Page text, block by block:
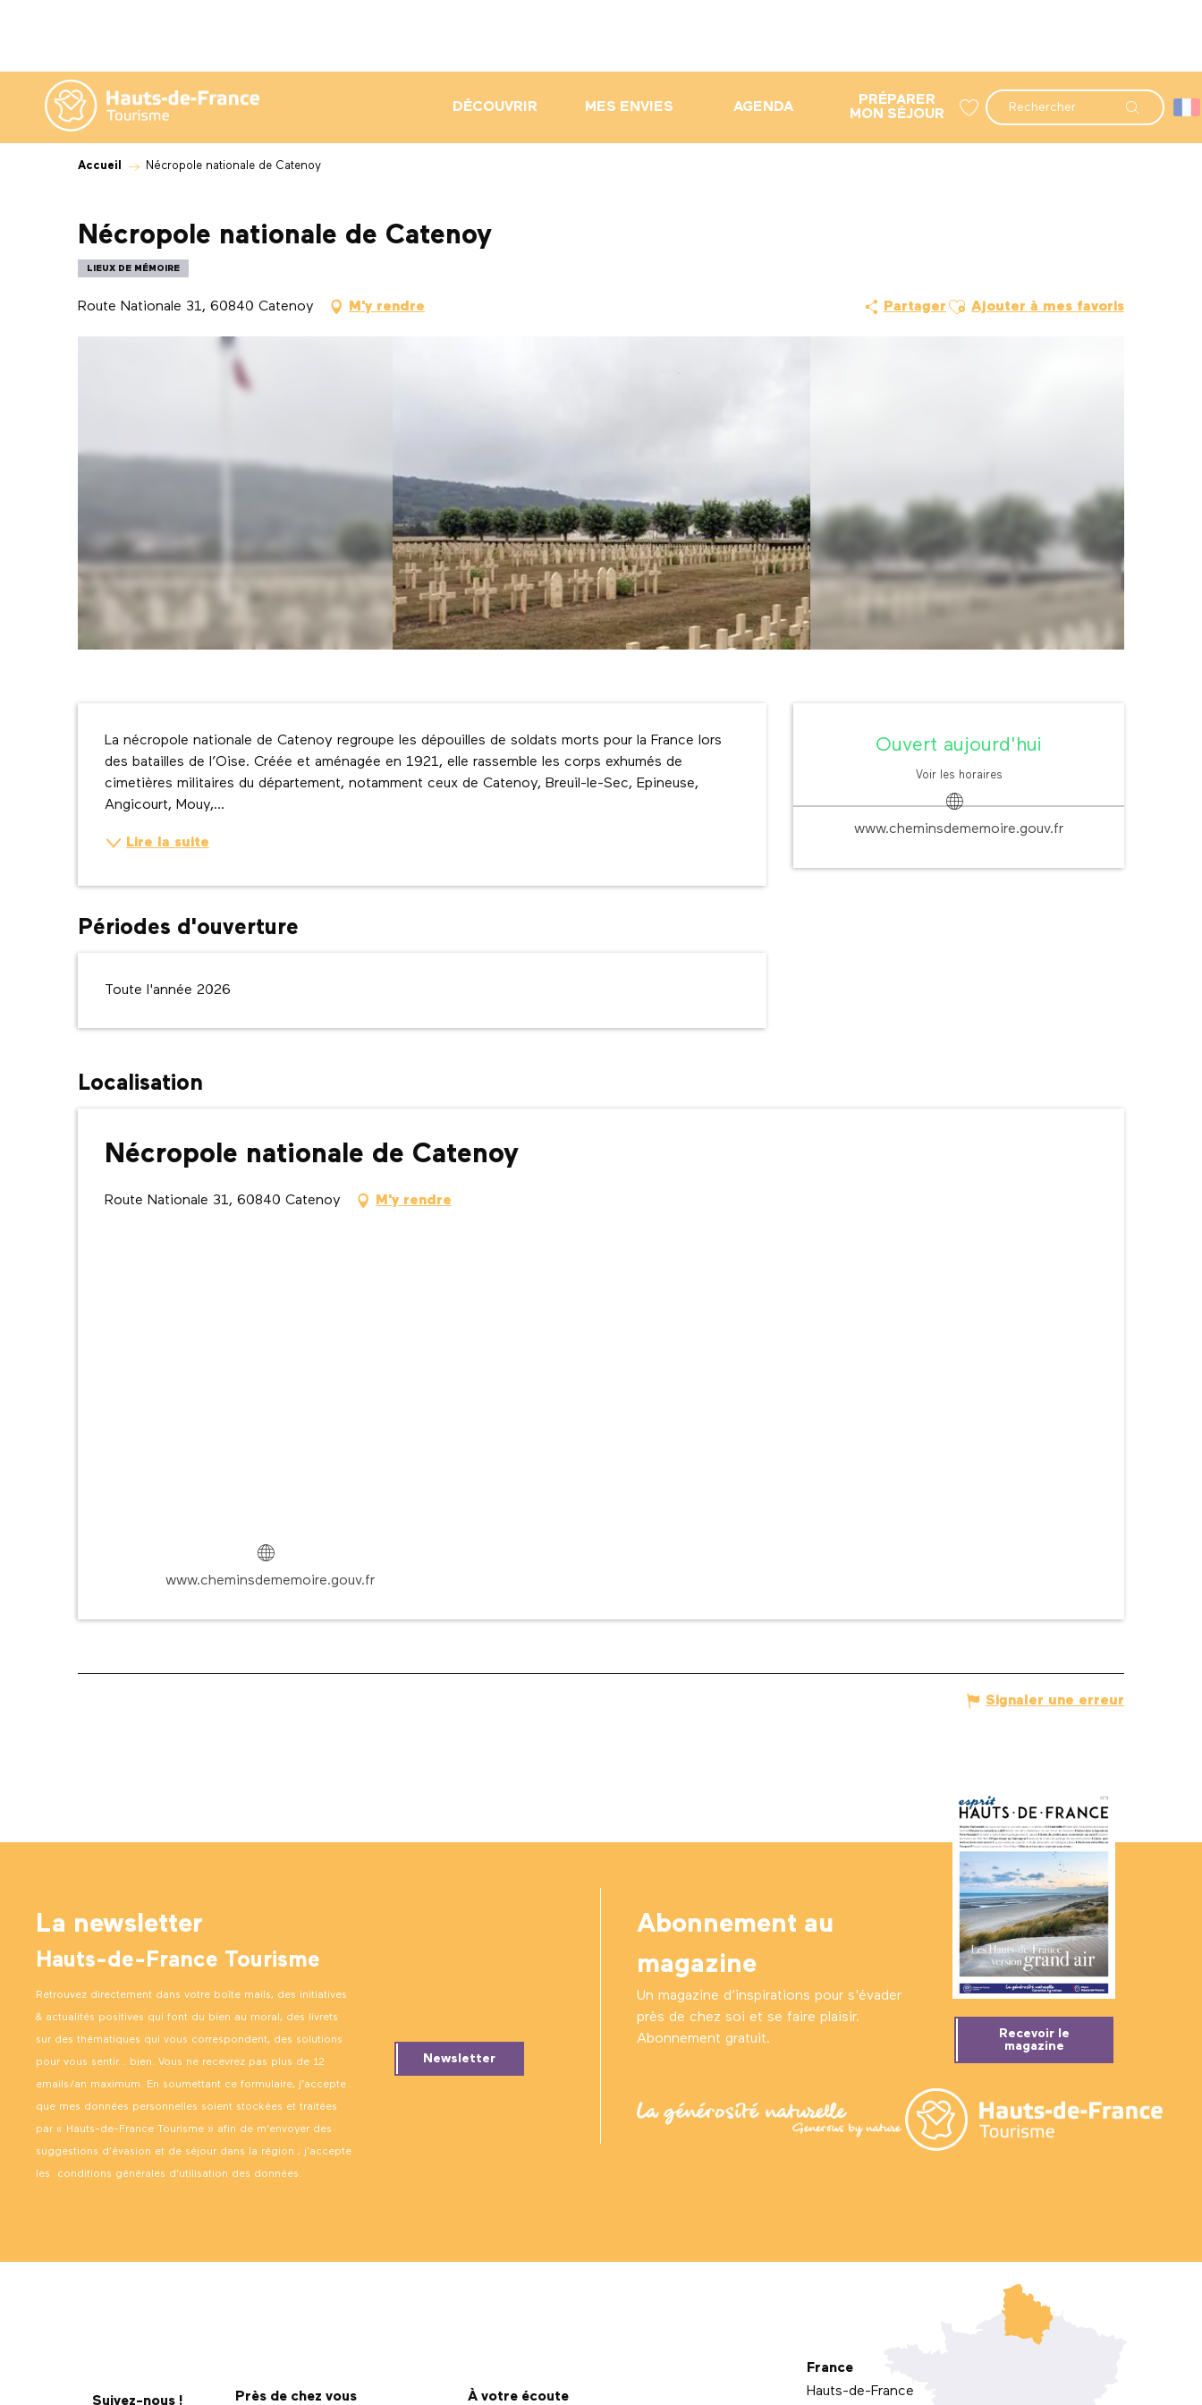
contenu
principal
Recherche
DÉCOUVRIR MES ENVIES AGENDA
PRÉPARER
MON SÉJOUR
Accueil Nécropole nationale de Catenoy
Nécropole nationale de Catenoy
LIEUX DE MÉMOIRE
Route Nationale 31, 60840 Catenoy M'y rendre Partager Ajouter aux favoris
Ajouter à mes favoris
Ouverture et
Ouvert aujourd'hui
Voir les horaires
www.cheminsdememoire.gouv.fr
Description
La nécropole nationale de Catenoy regroupe les dépouilles de soldats morts pour la France lors
des batailles de l’Oise. Créée et aménagée en 1921, elle rassemble les corps exhumés de
cimetières militaires du département, notamment ceux de Catenoy, Breuil-le-Sec, Epineuse,
Angicourt, Mouy,...
Lire la suite
Périodes d'ouverture
Toute l'année 2026
Localisation
Nécropole nationale de Catenoy
Route Nationale 31, 60840 Catenoy M'y rendre
www.cheminsdememoire.gouv.fr
Signaler une erreur
La newsletter
Hauts-de-France Tourisme
Retrouvez directement dans votre boîte mails, des initiatives
& actualités positives qui font du bien au moral, des livrets
sur des thématiques qui vous correspondent, des solutions
pour vous sentir… bien. Vous ne recevrez pas plus de 12
emails/an maximum. En soumettant ce formulaire, j’accepte
que mes données personnelles soient stockées et traitées
par « Hauts-de-France Tourisme » afin de m’envoyer des
suggestions d’évasion et de séjour dans la région ; j’accepte
les conditions générales d’utilisation des données.
Newsletter
Abonnement au
magazine
Un magazine d’inspirations pour s'évader
près de chez soi et se faire plaisir.
Abonnement gratuit.
Recevoir le
magazine
Suivez-nous ! Près de chez vous À votre écoute
France
Hauts-de-France